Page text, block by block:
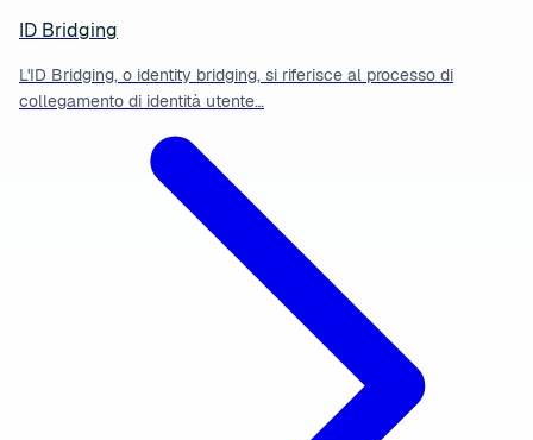
ID Bridging
L'ID Bridging, o identity bridging, si riferisce al processo di
collegamento di identità utente…